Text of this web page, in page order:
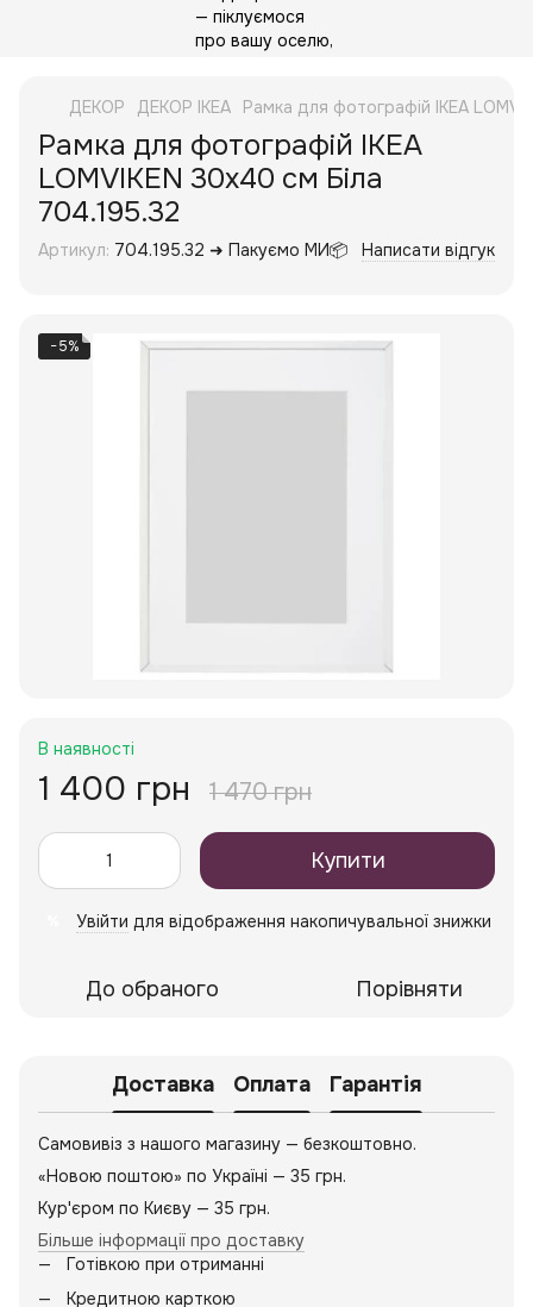
ДЕКОР ДЕКОР IKEA Рамка для фотографій IKEA
Рамка для фотографій IKEA
LOMVIKEN 30x40 см Біла
704.195.32
Артикул: 704.195.32 ➜ Пакуємо МИ📦 Написати відгук
−5%
В наявності
1 400 грн 1 470 грн
Купити
Увійти для відображення накопичувальної знижки
До обраного Порівняти
Доставка Оплата Гарантія
Самовивіз з нашого магазину — безкоштовно.
«Новою поштою» по Україні — 35 грн.
Кур'єром по Києву — 35 грн.
Більше інформації про доставку
Готівкою при отриманні
Кредитною карткою